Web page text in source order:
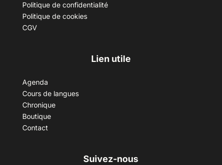
Politique de confidentialité
Politique de cookies
CGV
Lien utile
Agenda
Cours de langues
Chronique
Boutique
Contact
Suivez-nous